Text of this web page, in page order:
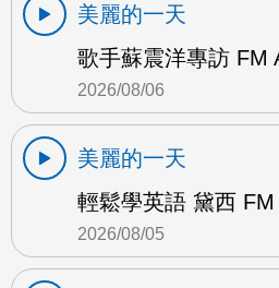
美麗的一天
歌手蘇震洋專訪 FM
2026/08/06
美麗的一天
輕鬆學英語 黛西 FM
2026/08/05